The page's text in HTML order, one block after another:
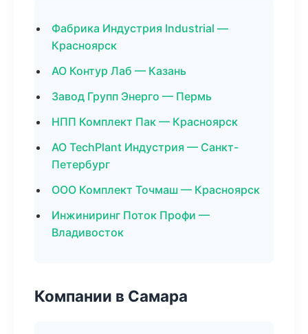
Фабрика Индустрия Industrial —
Красноярск
АО Контур Лаб — Казань
Завод Групп Энерго — Пермь
НПП Комплект Пак — Красноярск
АО TechPlant Индустрия — Санкт-
Петербург
ООО Комплект Точмаш — Красноярск
Инжиниринг Поток Профи —
Владивосток
Компании в Самара